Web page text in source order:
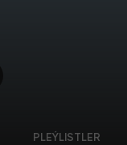
PLEÝLISTLER